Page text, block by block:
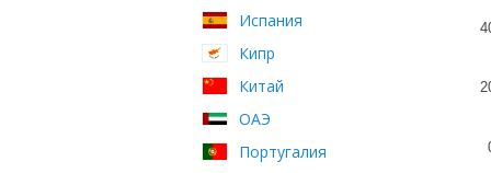
Испания
Кипр
Китай
ОАЭ
Португалия